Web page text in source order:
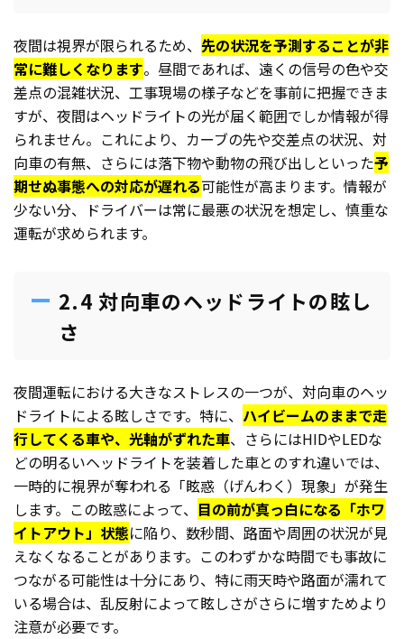
夜間は視界が限られるため、 先の状況を予測することが非
常に難しくなります。昼間であれば、遠くの信号の色や交
差点の混雑状況、工事現場の様子などを事前に把握できま
すが、夜間はヘッドライトの光が届く範囲でしか情報が得
られません。これにより、カーブの先や交差点の状況、対
向車の有無、さらには落下物や動物の飛び出しといった予
期せぬ事態への対応が遅れる可能性が高まります。情報が
少ない分、ドライバーは常に最悪の状況を想定し、慎重な
運転が求められます。
2.4 対向車のヘッドライトの眩し
さ
夜間運転における大きなストレスの一つが、対向車のヘッ
ドライトによる眩しさです。特に、 ハイビームのままで走
行してくる車や、光軸がずれた車、さらにはHIDやLEDな
どの明るいヘッドライトを装着した車とのすれ違いでは、
一時的に視界が奪われる「眩惑（げんわく）現象」が発生
します。この眩惑によって、 目の前が真っ白になる「ホワ
イトアウト」状態に陥り、数秒間、路面や周囲の状況が見
えなくなることがあります。このわずかな時間でも事故に
つながる可能性は十分にあり、特に雨天時や路面が濡れて
いる場合は、乱反射によって眩しさがさらに増すためより
注意が必要です。